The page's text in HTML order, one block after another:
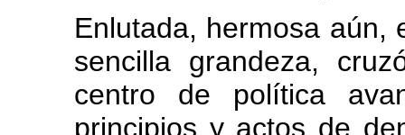
Enlutada, hermosa aún,
sencilla grandeza,
centro de política
principios y actos de